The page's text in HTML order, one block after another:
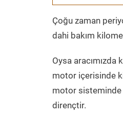
Çoğu zaman
dahi bakım
Oysa
motor içerisinde
motor sisteminde
dirençtir.